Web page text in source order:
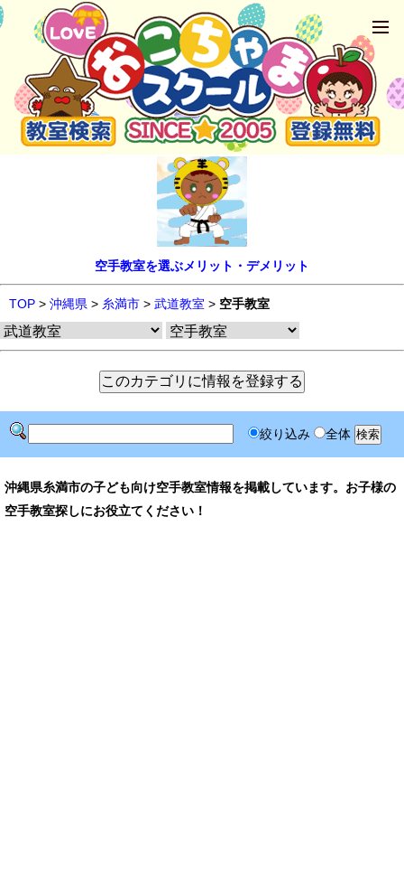
空手教室を選ぶメリット・デメリット
TOP > 沖縄県 > 糸満市 > 武道教室 > 空手教室
絞り込み 全体
沖縄県糸満市の子ども向け空手教室情報を掲載しています。お子様の
空手教室探しにお役立てください！